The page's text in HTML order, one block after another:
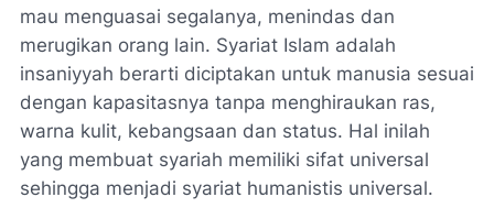
mau menguasai segalanya, menindas dan
merugikan orang lain. Syariat Islam adalah
insaniyyah berarti diciptakan untuk manusia sesuai
dengan kapasitasnya tanpa menghiraukan ras,
warna kulit, kebangsaan dan status. Hal inilah
yang membuat syariah memiliki sifat universal
sehingga menjadi syariat humanistis universal.